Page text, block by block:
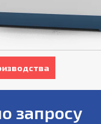
запросу